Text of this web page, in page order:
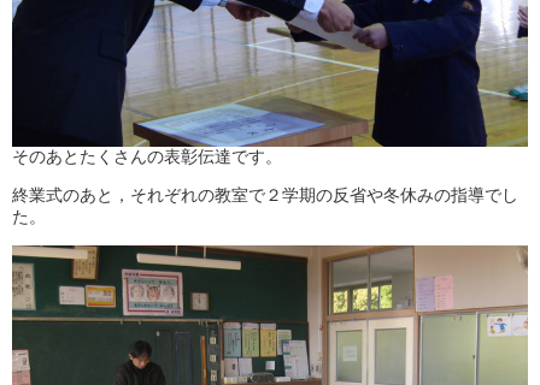
そのあとたくさんの表彰伝達です。
終業式のあと，それぞれの教室で２学期の反省や冬休みの指導でし
た。